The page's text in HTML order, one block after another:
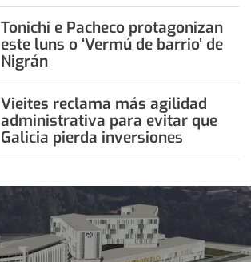
Tonichi e Pacheco protagonizan
este luns o ‘Vermú de barrio’ de
Nigrán
Vieites reclama más agilidad
administrativa para evitar que
Galicia pierda inversiones